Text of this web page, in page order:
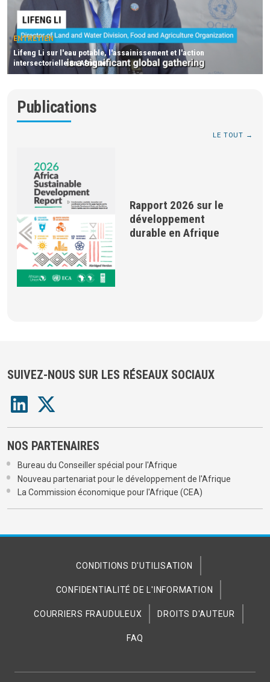
ENTRETIEN
Lifeng Li sur l'eau potable, l'assainissement et l'action
intersectorielle en Afrique
Publications
LE TOUT
Rapport 2026 sur le
développement
durable en Afrique
SUIVEZ-NOUS SUR LES RÉSEAUX SOCIAUX
NOS PARTENAIRES
Bureau du Conseiller spécial pour l'Afrique
Nouveau partenariat pour le développement de l'Afrique
La Commission économique pour l'Afrique (CEA)
CONDITIONS D'UTILISATION
CONFIDENTIALITÉ DE L'INFORMATION
COURRIERS FRAUDULEUX DROITS D'AUTEUR
FAQ